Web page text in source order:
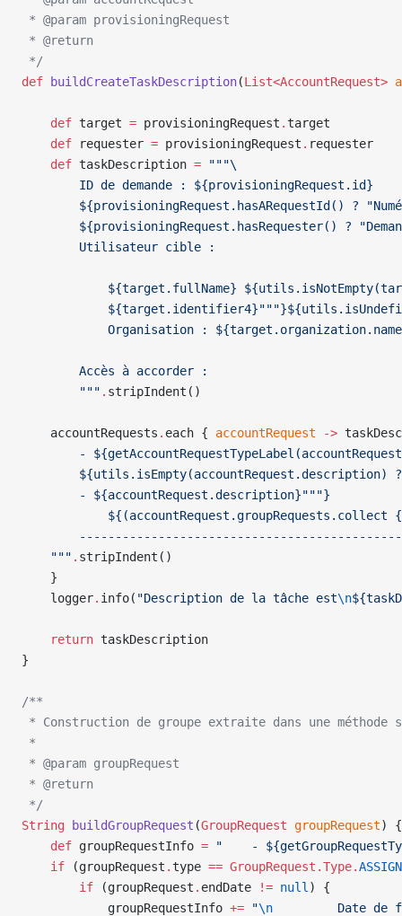
* @param provisioningRequest
* @return
*/
def buildCreateTaskDescription(List<AccountRequest>
    def
target = provisioningRequest . target
    def
requester = provisioningRequest . requester
    def
taskDescription = """\
        ID de demande : ${provisioningRequest.id}
${provisioningRequest.hasARequestId() ?
${provisioningRequest.hasRequester() ?
        Utilisateur cible :
${target.fullName}
Organisation :
        Accès à accorder :
        """
. stripIndent()
    accountRequests
. each { accountRequest ->
-
${utils.isEmpty(accountRequest.description)
        - ${accountRequest.description}"""}
${(accountRequest.groupRequests.collect
    """
. stripIndent()
    }
    logger
. info( "Description de la tâche est\n
    return
taskDescription
}
/**
* Construction de groupe extraite dans une
*
* @param groupRequest
* @return
*/
String buildGroupRequest (GroupRequest groupRequest) {
    def
groupRequestInfo = "    -
    if
(groupRequest . type == GroupRequest.Type.
        if
(groupRequest . endDate != null ) {
            groupRequestInfo
+= "\n
Date de